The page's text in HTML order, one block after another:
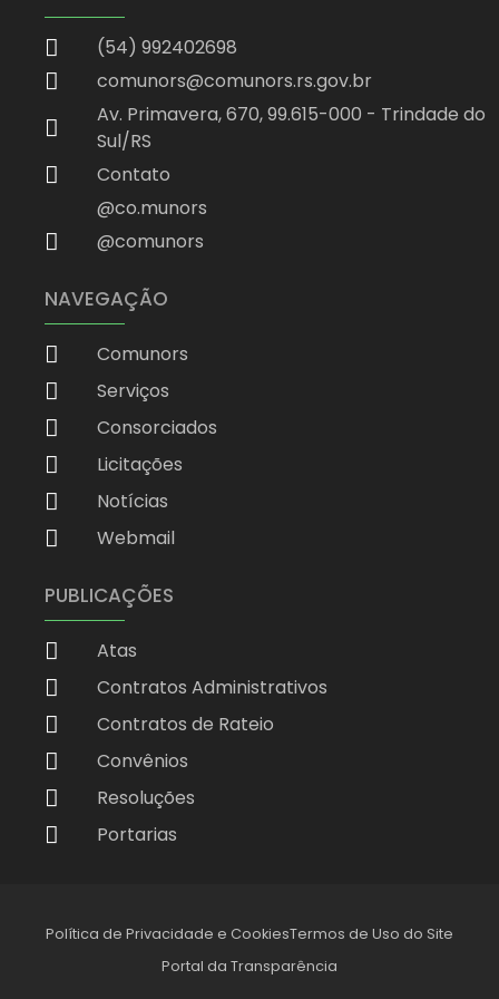
(54) 992402698
comunors@comunors.rs.gov.br
Av. Primavera, 670, 99.615-000 - Trindade do
Sul/RS
Contato
@co.munors
@comunors
NAVEGAÇÃO
Comunors
Serviços
Consorciados
Licitações
Notícias
Webmail
PUBLICAÇÕES
Atas
Contratos Administrativos
Contratos de Rateio
Convênios
Resoluções
Portarias
Política de Privacidade e CookiesTermos de Uso do Site
Portal da Transparência